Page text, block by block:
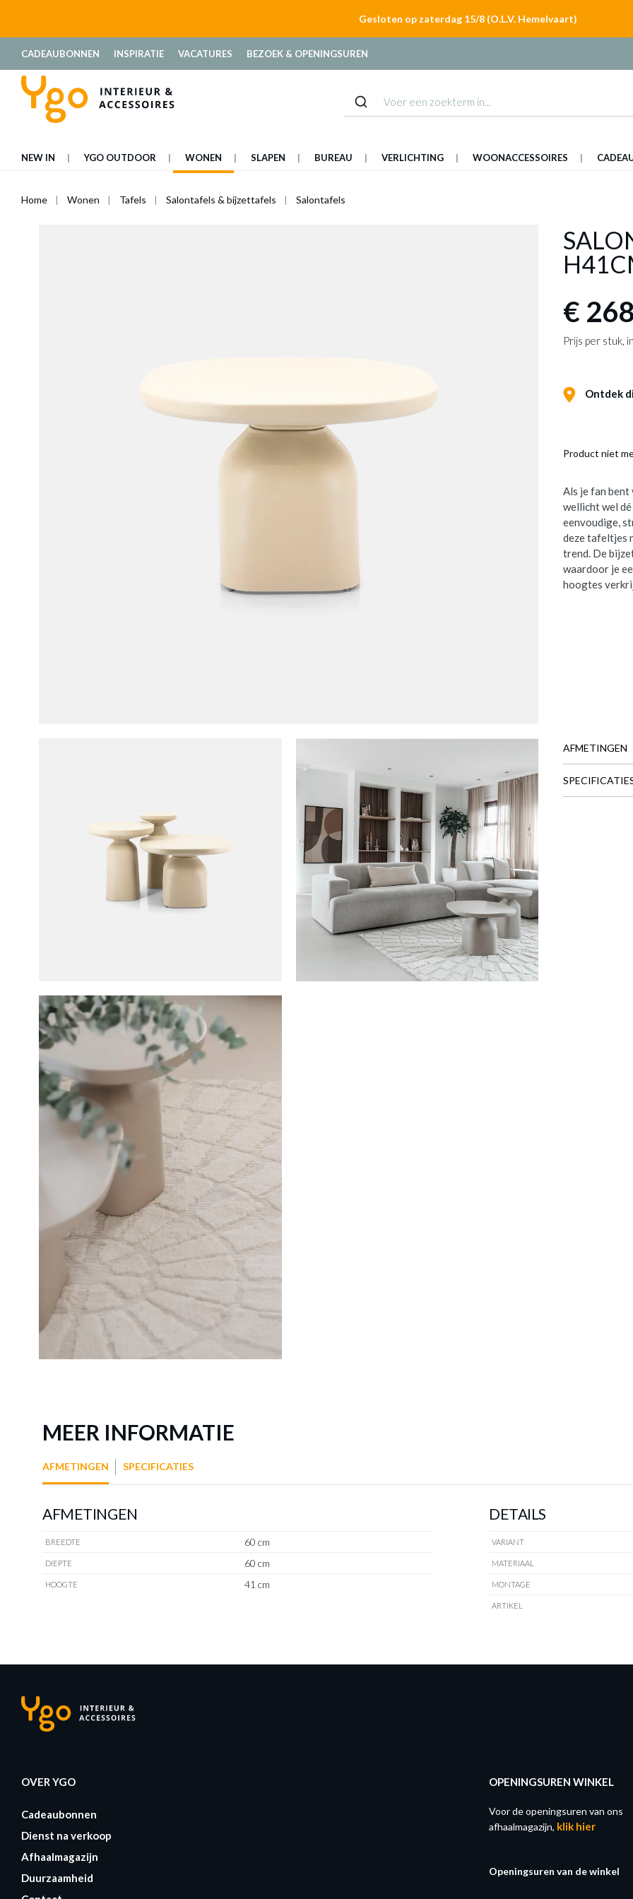
Gesloten op zaterdag 15/8 (O.L.V. Hemelvaart)
CADEAUBONNEN INSPIRATIE VACATURES BEZOEK & OPENINGSUREN
NEW IN YGO OUTDOOR WONEN SLAPEN BUREAU VERLICHTING WOONACCESSOIRES
Home Wonen Tafels Salontafels & bijzettafels Salontafels
€
Prijs per stuk,
Ontdek
Product niet
Als je fan bent
wellicht wel
eenvoudige,
deze tafeltjes
trend. De
waardoor je
hoogtes
AFMETINGEN
MEER INFORMATIE
AFMETINGEN SPECIFICATIES
AFMETINGEN
BREEDTE 60 cm
DIEPTE 60 cm
HOOGTE 41 cm
DETAILS
VARIANT
MATERIAAL
MONTAGE
ARTIKEL
Salontafel SQUER Beige H41cm
OVER YGO
Cadeaubonnen
Dienst na verkoop
Afhaalmagazijn
Duurzaamheid
OPENINGSUREN WINKEL
Voor de openingsuren van ons
afhaalmagazijn, klik hier
Openingsuren van de winkel